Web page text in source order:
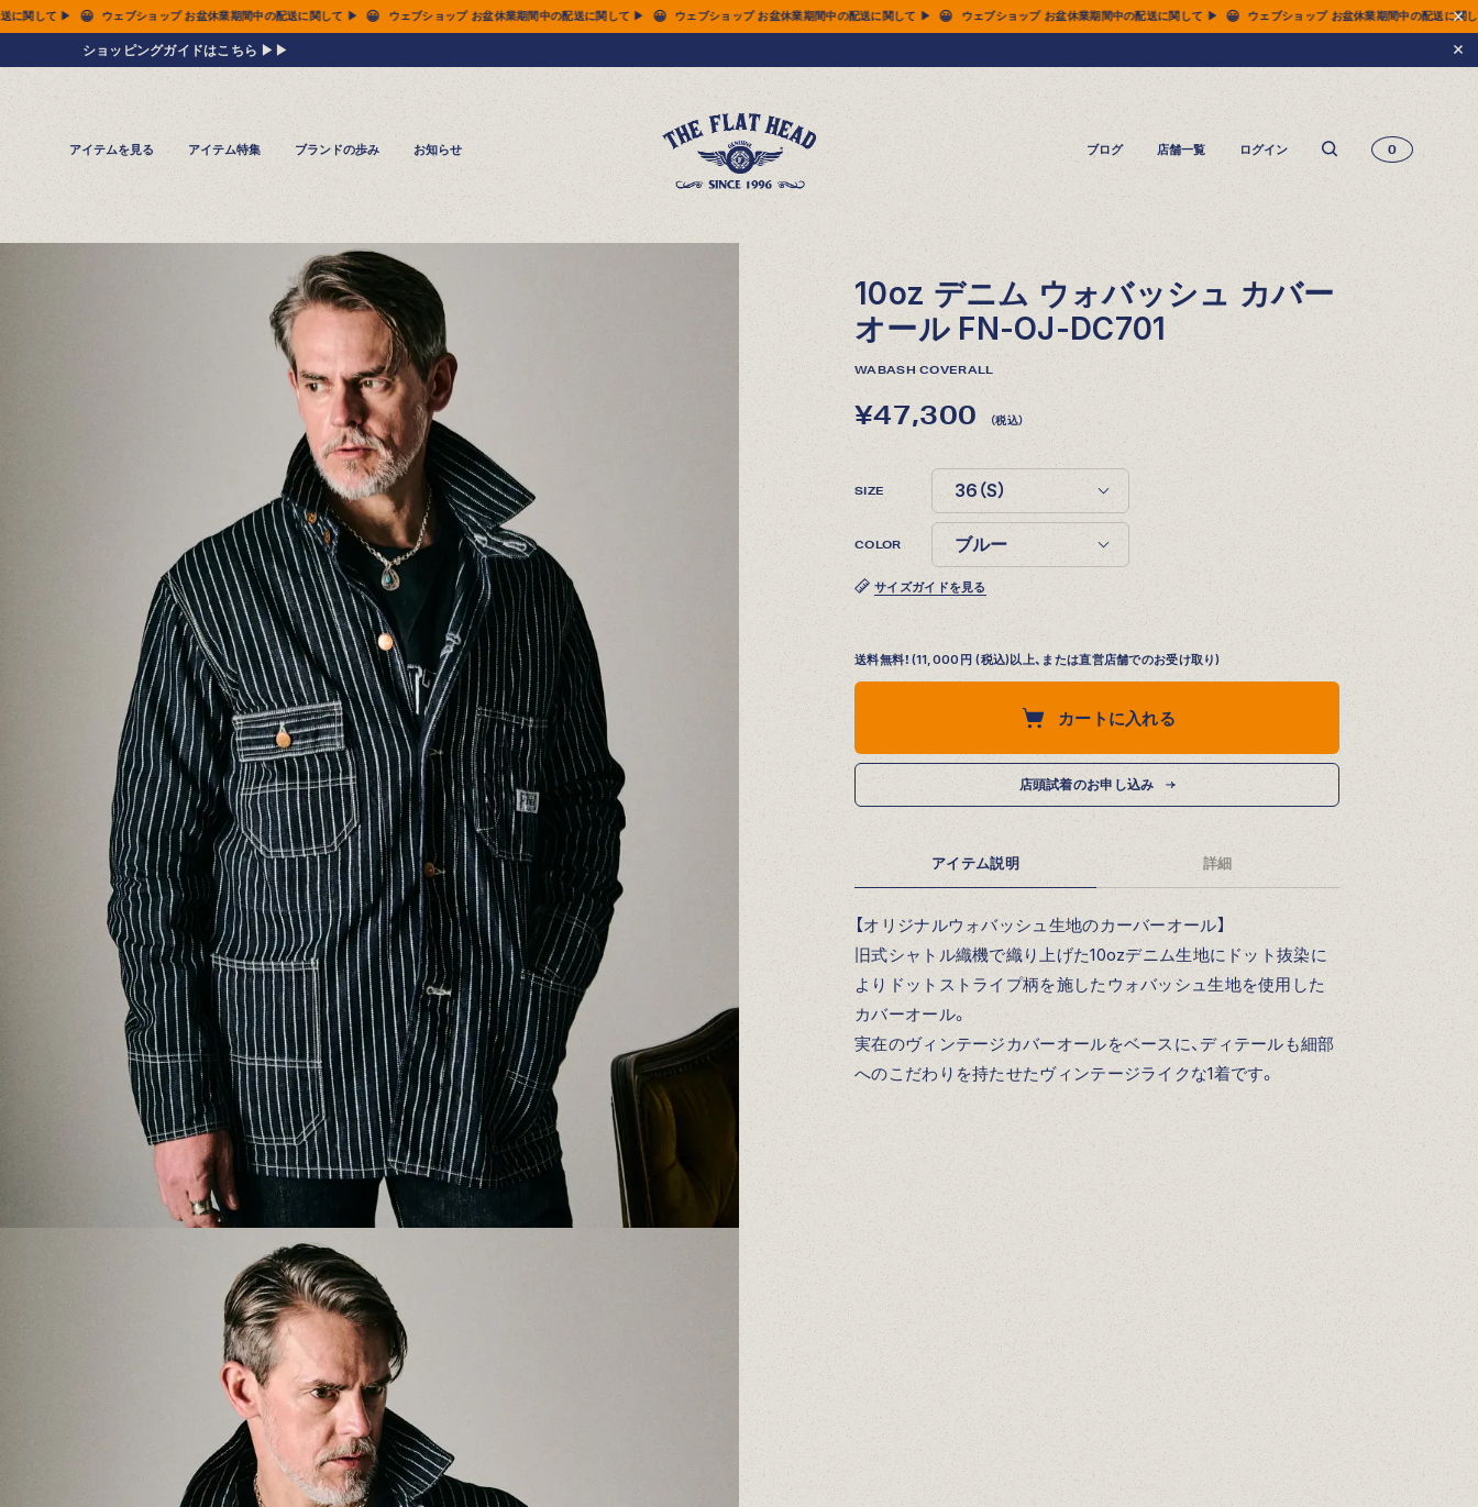
して ▶ 😀 ウェブショップ お盆休業期間中の配送に関して ▶ 😀 ウェブショップ お盆休業期間中の配送に関して ▶ 😀 ウェブショップ お盆休業期間中の配送に関して ▶ 😀 ウェブショップ お盆休業期間中の配送に関して ▶ 😀 ウェブショップ お盆休業期間中の配送に関して ▶
ショッピングガイドはこちら ▶▶
アイテムを見る アイテム特集 ブランドの歩み お知らせ ブログ 店舗一覧 ログイン 0
10oz デニム ウォバッシュ カバー
オール FN-OJ-DC701
WABASH COVERALL
¥47,300 （税込）
SIZE
COLOR
サイズガイドを見る
送料無料！(11,000円 (税込)以上、または直営店舗でのお受け取り)
カートに入れる
店頭試着のお申し込み
アイテム説明 詳細
【オリジナルウォバッシュ生地のカーバーオール】
旧式シャトル織機で織り上げた10ozデニム生地にドット抜染に
よりドットストライプ柄を施したウォバッシュ生地を使用した
カバーオール。
実在のヴィンテージカバーオールをベースに、ディテールも細部
へのこだわりを持たせたヴィンテージライクな1着です。